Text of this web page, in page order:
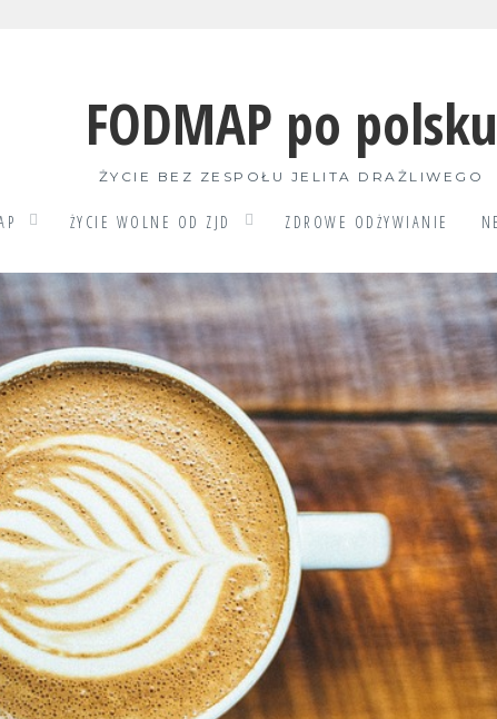
FODMAP po polsku
ŻYCIE BEZ ZESPOŁU JELITA DRAŻLIWEGO
ŻYCIE WOLNE OD ZJD ZDROWE ODŻYWIANIE